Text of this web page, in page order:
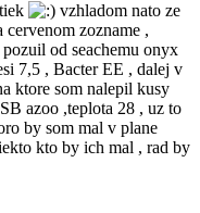
vzhladom nato ze
zozname ,
od seachemu onyx
7,5 , Bacter EE , dalej v
ktore som nalepil kusy
azoo ,teplota 28 , uz to
by som mal v plane
kto by ich mal , rad by